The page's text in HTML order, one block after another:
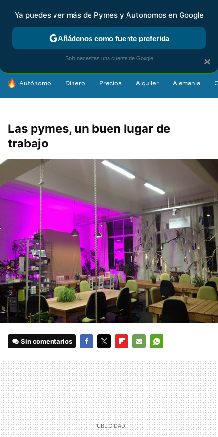
FISCALIDAD Y CONTABILIDAD KIT DIGITAL RENTA
HOY SE HABLA DE
Autónomo Dinero Precios Alquiler Alemania
Las pymes, un buen lugar de
trabajo
Sin comentarios
MAIL
×
Ya puedes ver más de Pymes y Autonomos en Google
Añádenos como fuente preferida
Solo necesitas una cuenta de Google